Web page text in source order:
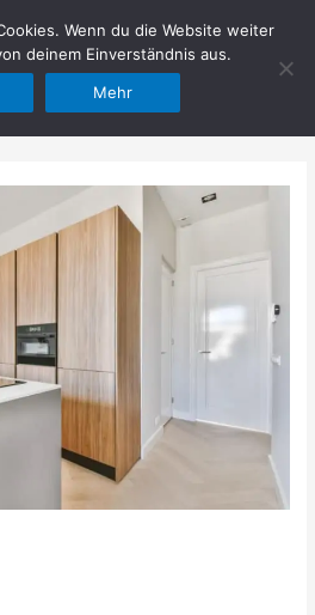
Wenn du die Website weiter
deinem Einverständnis aus.
Mehr